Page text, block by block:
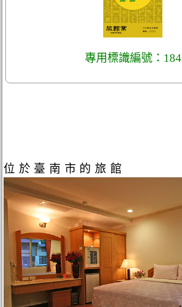
專用標識編號：184
位於臺南市的旅館